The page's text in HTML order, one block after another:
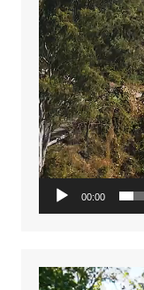
00:00
Video